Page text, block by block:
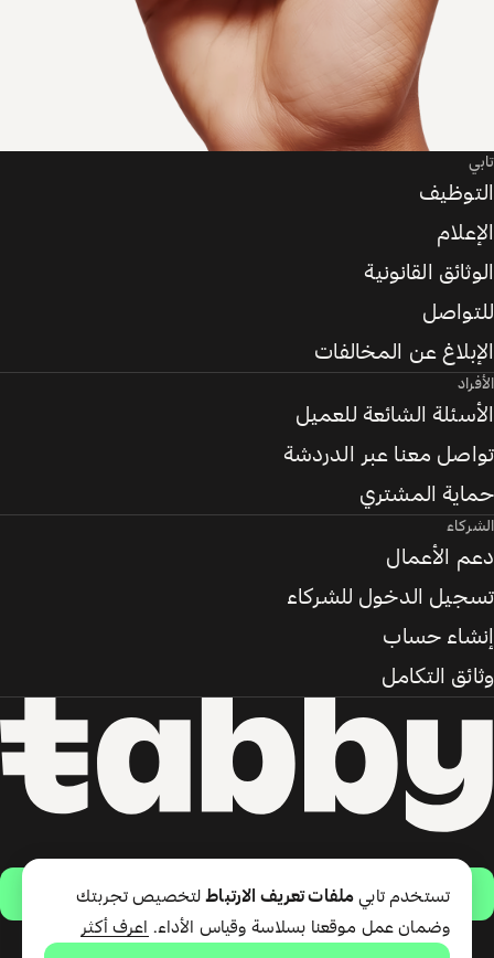
حمّل التطبيق
تابي
التوظيف
الإعلام
الوثائق القانونية
للتواصل
الإبلاغ عن المخالفات
الأفراد
الأسئلة الشائعة للعميل
تواصل معنا عبر الدردشة
حماية المشتري
الشركاء
دعم الأعمال
تسجيل الدخول للشركاء
إنشاء حساب
وثائق التكامل
تستخدم تابي ملفات تعريف الارتباطلتخصيص تجربتك
وضمان عمل موقعنا بسلاسة وقياس الأداء.
اعرف أكثر